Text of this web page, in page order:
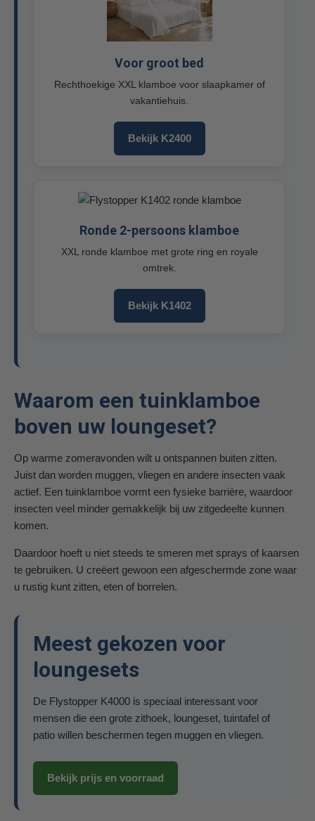
Voor groot bed
Rechthoekige XXL klamboe voor slaapkamer of
vakantiehuis.
Bekijk K2400
Ronde 2-persoons klamboe
XXL ronde klamboe met grote ring en royale
omtrek.
Bekijk K1402
Waarom een tuinklamboe
boven uw loungeset?
Op warme zomeravonden wilt u ontspannen buiten zitten.
Juist dan worden muggen, vliegen en andere insecten vaak
actief. Een tuinklamboe vormt een fysieke barrière, waardoor
insecten veel minder gemakkelijk bij uw zitgedeelte kunnen
komen.
Daardoor hoeft u niet steeds te smeren met sprays of kaarsen
te gebruiken. U creëert gewoon een afgeschermde zone waar
u rustig kunt zitten, eten of borrelen.
Meest gekozen voor
loungesets
De Flystopper K4000 is speciaal interessant voor
mensen die een grote zithoek, loungeset, tuintafel of
patio willen beschermen tegen muggen en vliegen.
Bekijk prijs en voorraad